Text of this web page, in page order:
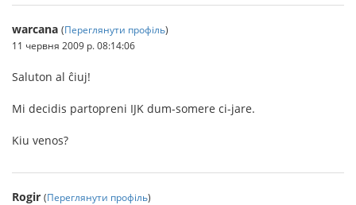
warcana (Переглянути профіль)
11 червня 2009 р. 08:14:06
Saluton al ĉiuj!
Mi decidis partopreni IJK dum-somere ci-jare.
Kiu venos?
Rogir (Переглянути профіль)